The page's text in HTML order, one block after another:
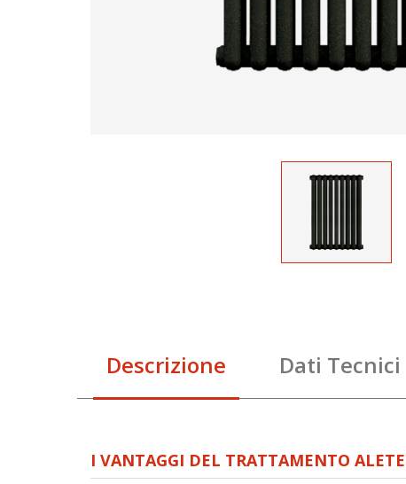
Descrizione Dati Tecnici
I VANTAGGI DEL TRATTAMENTO